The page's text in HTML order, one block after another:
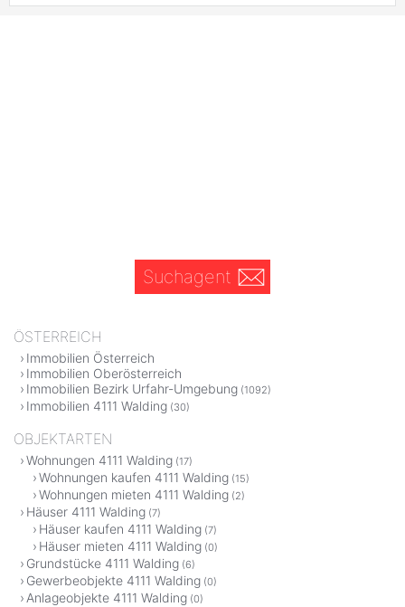
Suchagent
ÖSTERREICH
Immobilien Österreich
Immobilien Oberösterreich
Immobilien Bezirk Urfahr-Umgebung (1092)
Immobilien 4111 Walding (30)
OBJEKTARTEN
Wohnungen 4111 Walding (17)
Wohnungen kaufen 4111 Walding (15)
Wohnungen mieten 4111 Walding (2)
Häuser 4111 Walding (7)
Häuser kaufen 4111 Walding (7)
Häuser mieten 4111 Walding (0)
Grundstücke 4111 Walding (6)
Gewerbeobjekte 4111 Walding (0)
Anlageobjekte 4111 Walding (0)